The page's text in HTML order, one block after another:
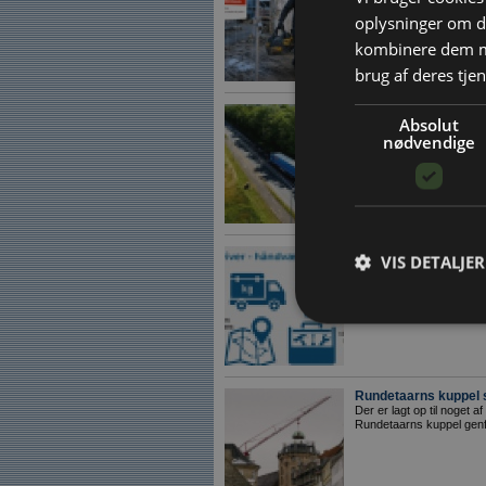
hvem der skal betale
betyder for tidsplanen...
Vejdirektoratet har i
Ø, som giver
og mere effektive ...
Håndværkere fortsat
100 kilometer
Fra 1. juli 2026 bliver
Rundetaarns kuppel
Der er lagt op til noget
Rundetaarns kuppel
oplysninger om
kombinere dem
brug af deres
Absolut
nødvendige
VIS DETALJER